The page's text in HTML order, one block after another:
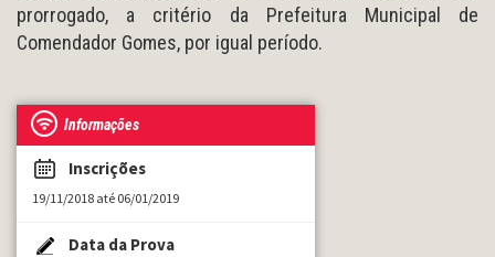
prorrogado, a critério da Prefeitura Municipal de
Comendador Gomes, por igual período.
Informações
Inscrições
19/11/2018 até 06/01/2019
Data da Prova